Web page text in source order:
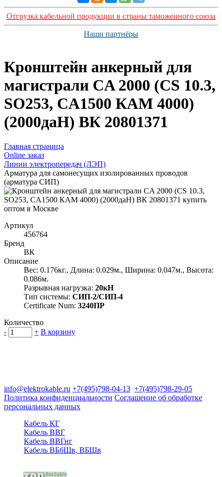
Отгрузка кабельной продукции в страны таможенного союза
Наши партнёры
Кронштейн анкерный для
магистрали CA 2000 (CS 10.3,
SO253, CA1500 КАМ 4000)
(2000даН) ВК 20801371
Главная страница
Оnline заказ
Линии электропередач (ЛЭП)
Арматура для самонесущих изолированных проводов
(арматура СИП)
Артикул
456764
Бренд
ВК
Описание
Вес: 0.176кг., Длина: 0.029м., Ширина: 0.047м., Высота:
0.086м.
Разрывная нагрузка: 20кН
Тип системы: СИП-2/СИП-4
Certificate Num: 3240ПР
Количество
-
+ В корзину
info@elektrokable.ru +7(495)798-04-13 +7(495)798-29-05
Политика конфиденциальности Соглашение об обработке
персональных данных
Кабель КГ
Кабель ВВГ
Кабель ВВГнг
Кабель ВБбШв, ВБШв